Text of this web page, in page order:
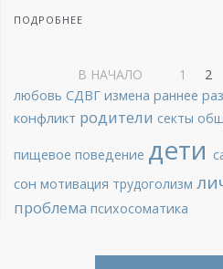
ПОДРОБНЕЕ
В НАЧАЛО 1 2
любовь СДВГ измена раннее
конфликт родители секты
пищевое поведение дети
сон мотивация трудоголизм
проблема психосоматика